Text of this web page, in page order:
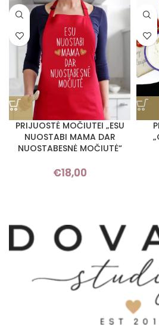
PRIJUOSTĖ MOČIUTEI „ESU
NUOSTABI MAMA DAR
NUOSTABESNĖ MOČIUTĖ“
€18,00